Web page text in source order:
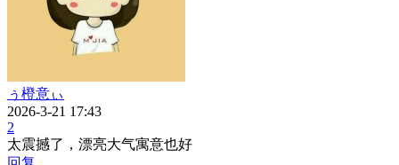
ぅ橙意ぃ
2026-3-21 17:43
2
太震撼了，漂亮大气寓意也好